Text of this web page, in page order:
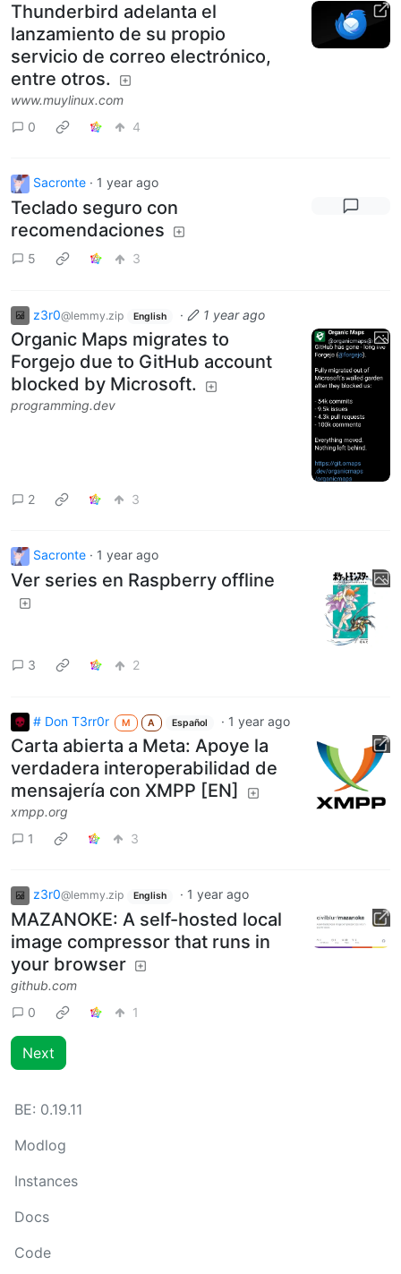
Thunderbird adelanta el
lanzamiento de su propio
servicio de correo electrónico,
entre otros.
www.muylinux.com
0
4
Sacronte · 1 year ago
Teclado seguro con
recomendaciones
5 3
z3r0@lemmy.zip English · 1 year ago
Organic Maps migrates to
Forgejo due to GitHub account
blocked by Microsoft.
programming.dev
2 3
Sacronte · 1 year ago
Ver series en Raspberry offline
3 2
# Don T3rr0r M A Español · 1 year ago
Carta abierta a Meta: Apoye la
verdadera interoperabilidad de
mensajería con XMPP [EN]
xmpp.org
1
3
z3r0@lemmy.zip English · 1 year ago
MAZANOKE: A self-hosted local
image compressor that runs in
your browser
github.com
0
1
Next
BE: 0.19.11
Modlog
Instances
Docs
Code